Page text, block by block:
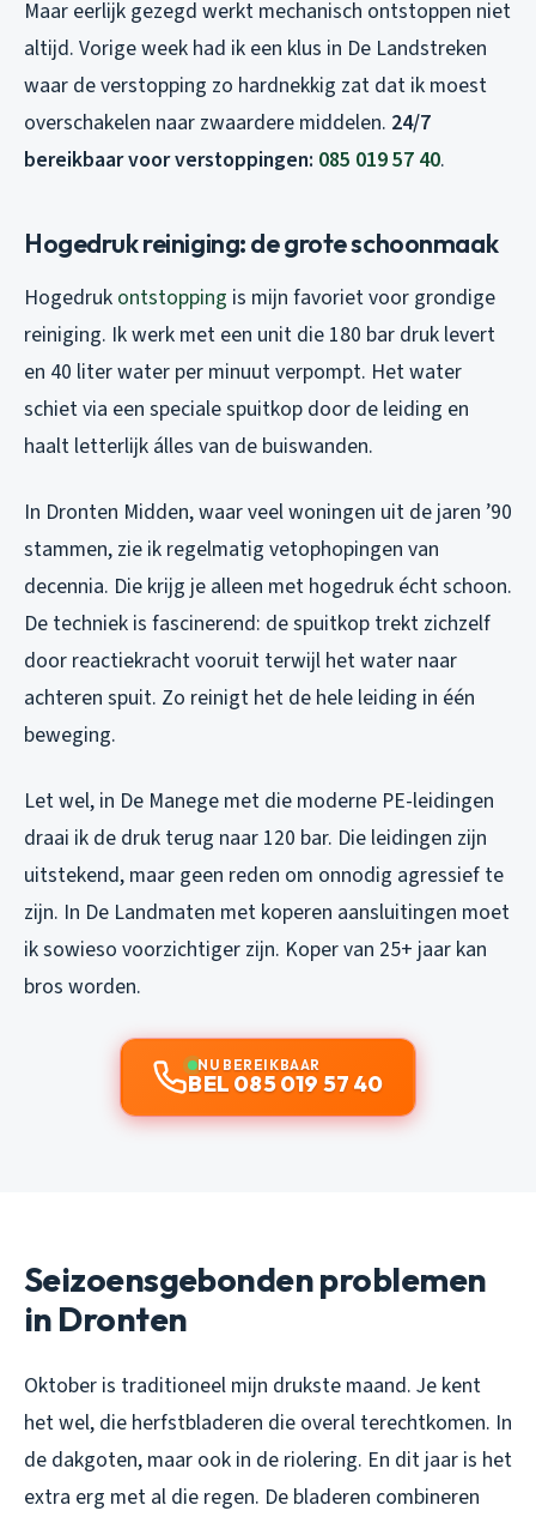
Maar eerlijk gezegd werkt mechanisch ontstoppen niet
altijd. Vorige week had ik een klus in De Landstreken
waar de verstopping zo hardnekkig zat dat ik moest
overschakelen naar zwaardere middelen. 24/7
bereikbaar voor verstoppingen: 085 019 57 40.
Hogedruk reiniging: de grote schoonmaak
Hogedruk ontstopping is mijn favoriet voor grondige
reiniging. Ik werk met een unit die 180 bar druk levert
en 40 liter water per minuut verpompt. Het water
schiet via een speciale spuitkop door de leiding en
haalt letterlijk álles van de buiswanden.
In Dronten Midden, waar veel woningen uit de jaren ’90
stammen, zie ik regelmatig vetophopingen van
decennia. Die krijg je alleen met hogedruk écht schoon.
De techniek is fascinerend: de spuitkop trekt zichzelf
door reactiekracht vooruit terwijl het water naar
achteren spuit. Zo reinigt het de hele leiding in één
beweging.
Let wel, in De Manege met die moderne PE-leidingen
draai ik de druk terug naar 120 bar. Die leidingen zijn
uitstekend, maar geen reden om onnodig agressief te
zijn. In De Landmaten met koperen aansluitingen moet
ik sowieso voorzichtiger zijn. Koper van 25+ jaar kan
bros worden.
NU BEREIKBAAR
BEL 085 019 57 40
Seizoensgebonden problemen
in Dronten
Oktober is traditioneel mijn drukste maand. Je kent
het wel, die herfstbladeren die overal terechtkomen. In
de dakgoten, maar ook in de riolering. En dit jaar is het
extra erg met al die regen. De bladeren combineren